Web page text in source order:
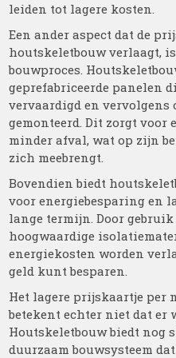
leiden tot lagere kosten.
Een ander aspect dat de
houtskeletbouw verlaagt,
bouwproces.
geprefabriceerde panelen
vervaardigd en vervolgens
gemonteerd. Dit zorgt voor
minder afval, wat op zijn
zich meebrengt.
Bovendien biedt
voor energiebesparing en
lange termijn. Door
hoogwaardige
energiekosten worden
geld kunt besparen.
Het lagere prijskaartje per
betekent echter niet dat er
Houtskeletbouw biedt nog
duurzaam bouwsysteem